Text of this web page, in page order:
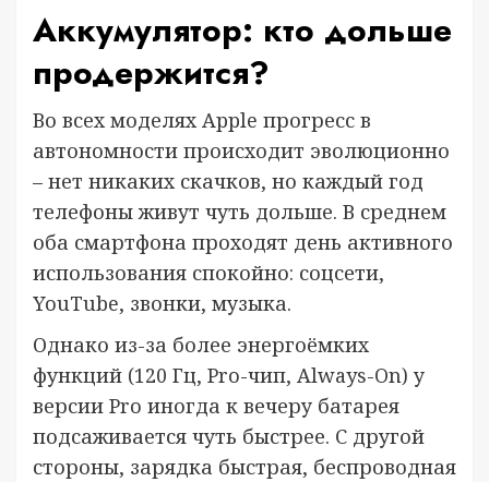
Аккумулятор: кто дольше
продержится?
Во всех моделях Apple прогресс в
автономности происходит эволюционно
– нет никаких скачков, но каждый год
телефоны живут чуть дольше. В среднем
оба смартфона проходят день активного
использования спокойно: соцсети,
YouTube, звонки, музыка.
Однако из-за более энергоёмких
функций (120 Гц, Pro-чип, Always-On) у
версии Pro иногда к вечеру батарея
подсаживается чуть быстрее. С другой
стороны, зарядка быстрая, беспроводная